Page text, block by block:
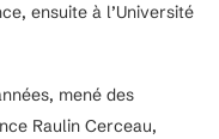
ensuite à l’Université
mené des
Raulin Cerceau,